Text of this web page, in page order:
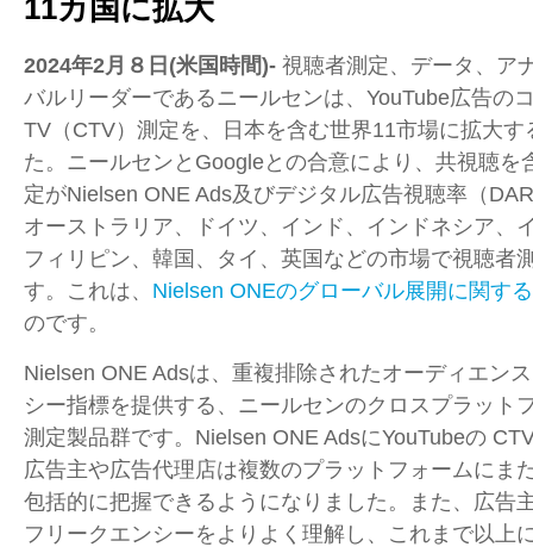
11カ国に拡大
2024年2月８日 (米国時間)- 視聴者測定、データ、ア
バルリーダーであるニールセンは、 YouTube広告の
TV （CTV）測定を、日本を含む世界11市場に拡大す
た。ニールセンと Googleとの合意により、共視聴を
定がNielsen ONE Ads及びデジタル広告視聴率（DAR
オーストラリア、ドイツ、インド、インドネシア、
フィリピン、韓国、タイ、英国などの市場で視聴者
す。これは、 Nielsen ONEのグローバル展開に関す
のです。
Nielsen ONE Adsは、重複排除されたオーディエン
シー指標を提供する、ニールセンのクロスプラット
測定製品群です。 Nielsen ONE AdsにYouTubeの
広告主や広告代理店は複数のプラットフォームにま
包括的に把握できるようになりました。また、広告
フリークエンシーをよりよく理解し、これまで以上